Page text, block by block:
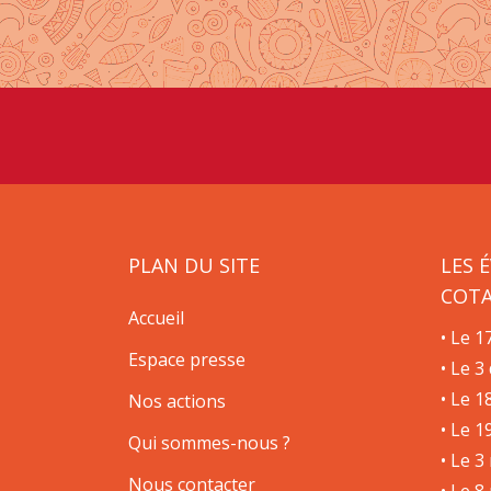
PLAN DU SITE
Accueil
Espace presse
Nos actions
Qui sommes-nous ?
Nous contacter
LES
• Le
• Le
• Le
• Le
• Le